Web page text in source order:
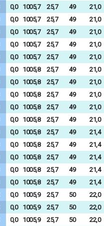
0,0 1005,7 25,7 49
21,0
0,0 1005,7 25,7 49
21,0
0,0 1005,7 25,7 49
21,0
0,0 1005,7 25,7 49
21,0
0,0 1005,7 25,7 49
21,0
0,0 1005,8 25,7 49
21,0
0,0 1005,8 25,7 49
21,0
0,0 1005,8 25,7 49
21,0
0,0 1005,8 25,7 49
21,0
0,0 1005,8 25,7 49
21,0
0,0 1005,8 25,7 49
21,4
0,0 1005,8 25,7 49
21,4
0,0 1005,8 25,7 49
21,4
0,0 1005,8 25,7 49
21,4
0,0 1005,8 25,7 49
21,4
0,0 1005,9 25,7 50
22,0
0,0 1005,9 25,7 50
22,0
0,0 1005,9 25,7 50
22,0